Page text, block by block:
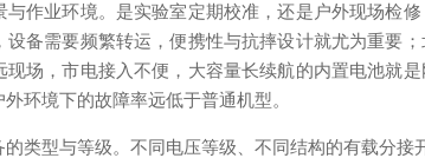
与作业环境。是实验室定期校准，还是户外现场检
设备需要频繁转运，便携性与抗摔设计就尤为重要
现场，市电接入不便，大容量长续航的内置电池就
环境下的故障率远低于普通机型。
类型与等级。不同电压等级、不同结构的有载分